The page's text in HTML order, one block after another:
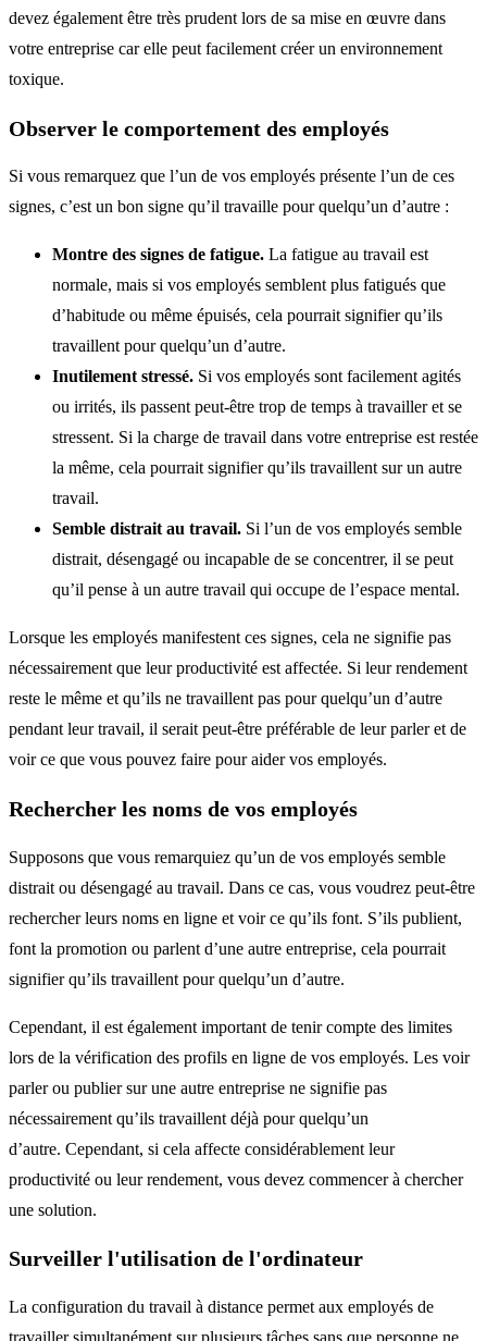
devez également être très prudent lors de sa mise en œuvre dans
votre entreprise car elle peut facilement créer un environnement
toxique.
Observer le comportement des employés
Si vous remarquez que l’un de vos employés présente l’un de ces
signes, c’est un bon signe qu’il travaille pour quelqu’un d’autre :
Montre des signes de fatigue. La fatigue au travail est
normale, mais si vos employés semblent plus fatigués que
d’habitude ou même épuisés, cela pourrait signifier qu’ils
travaillent pour quelqu’un d’autre.
Inutilement stressé. Si vos employés sont facilement agités
ou irrités, ils passent peut-être trop de temps à travailler et se
stressent. Si la charge de travail dans votre entreprise est restée
la même, cela pourrait signifier qu’ils travaillent sur un autre
travail.
Semble distrait au travail. Si l’un de vos employés semble
distrait, désengagé ou incapable de se concentrer, il se peut
qu’il pense à un autre travail qui occupe de l’espace mental.
Lorsque les employés manifestent ces signes, cela ne signifie pas
nécessairement que leur productivité est affectée. Si leur rendement
reste le même et qu’ils ne travaillent pas pour quelqu’un d’autre
pendant leur travail, il serait peut-être préférable de leur parler et de
voir ce que vous pouvez faire pour aider vos employés.
Rechercher les noms de vos employés
Supposons que vous remarquiez qu’un de vos employés semble
distrait ou désengagé au travail. Dans ce cas, vous voudrez peut-être
rechercher leurs noms en ligne et voir ce qu’ils font. S’ils publient,
font la promotion ou parlent d’une autre entreprise, cela pourrait
signifier qu’ils travaillent pour quelqu’un d’autre.
Cependant, il est également important de tenir compte des limites
lors de la vérification des profils en ligne de vos employés. Les voir
parler ou publier sur une autre entreprise ne signifie pas
nécessairement qu’ils travaillent déjà pour quelqu’un
d’autre. Cependant, si cela affecte considérablement leur
productivité ou leur rendement, vous devez commencer à chercher
une solution.
Surveiller l'utilisation de l'ordinateur
La configuration du travail à distance permet aux employés de
travailler simultanément sur plusieurs tâches sans que personne ne